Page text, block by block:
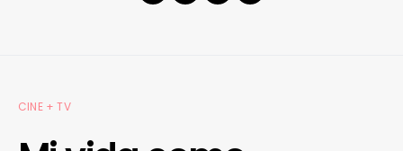
CINE + TV